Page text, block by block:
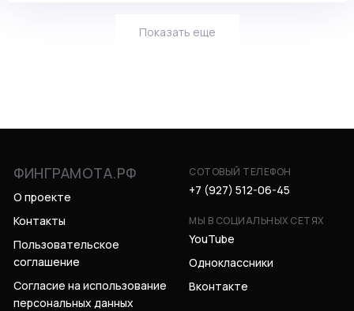
Показать еще
ФИНГРАМОТА.РФ
О проекте
Контакты
Пользовательское
соглашение
Согласие на использование
персональных данных
СОТОВЫЙ ТЕЛЕФОН
+7 (927) 512-06-45
МЫ В СОЦИАЛЬНЫХ СЕТЯХ
YouTube
Одноклассники
Вконтакте